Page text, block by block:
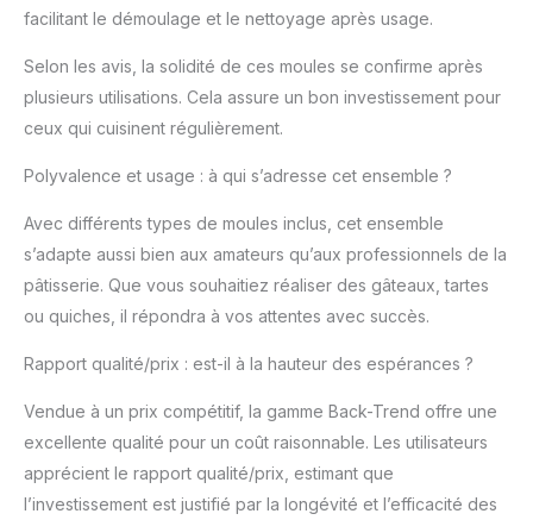
facilitant le démoulage et le nettoyage après usage.
Selon les avis, la solidité de ces moules se confirme après
plusieurs utilisations. Cela assure un bon investissement pour
ceux qui cuisinent régulièrement.
Polyvalence et usage : à qui s’adresse cet ensemble ?
Avec différents types de moules inclus, cet ensemble
s’adapte aussi bien aux amateurs qu’aux professionnels de la
pâtisserie. Que vous souhaitiez réaliser des gâteaux, tartes
ou quiches, il répondra à vos attentes avec succès.
Rapport qualité/prix : est-il à la hauteur des espérances ?
Vendue à un prix compétitif, la gamme Back-Trend offre une
excellente qualité pour un coût raisonnable. Les utilisateurs
apprécient le rapport qualité/prix, estimant que
l’investissement est justifié par la longévité et l’efficacité des